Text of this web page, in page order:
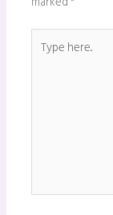
here..